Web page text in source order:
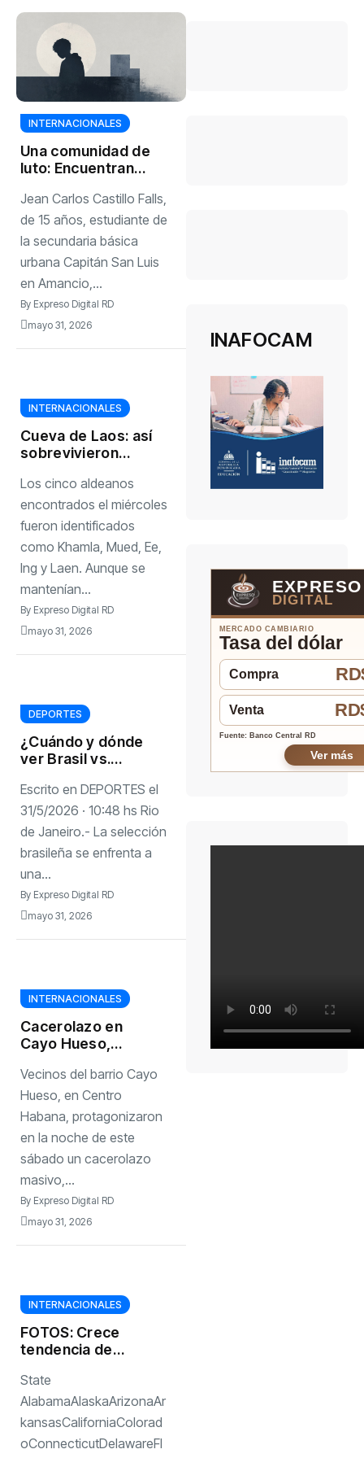
emocional y
mental que
acompaña la
maternidad.⁣ ⁣
Mientras la
sociedad continúa
exaltando la
imagen de la
madre incansable,
capaz de
sin detenerse,
especialistas en la
conducta
consultada
INTERNACIONALES
Una comunidad de
luto: Encuentran
15 años reportado
como
desaparecido en
Amancio, Las…
Jean Carlos Castillo Falls,
de 15 años, estudiante de
la secundaria básica
urbana Capitán San Luis
en Amancio,...
By Expreso Digital RD
mayo 31, 2026
INTERNACIONALES
Cueva de Laos: así
sobrevivieron
aldeanos
atrapados por una
inundación
Los cinco aldeanos
encontrados el miércoles
fueron identificados
como Khamla, Mued, Ee,
Ing y Laen. Aunque se
mantenían...
By Expreso Digital RD
mayo 31, 2026
DEPORTES
¿Cuándo y dónde
ver Brasil vs.
amistoso rumbo al
Mundial 2026?
Escrito en DEPORTES el
31/5/2026 · 10:48 hs Rio
de Janeiro.- La selección
brasileña se enfrenta a
una...
By Expreso Digital RD
mayo 31, 2026
INTERNACIONALES
Cacerolazo en
Cayo Hueso,
«Desde ayer
hasta hoy una
hora y media de
electricidad»
Vecinos del barrio Cayo
Hueso, en Centro
Habana, protagonizaron
en la noche de este
sábado un cacerolazo
masivo,...
By Expreso Digital RD
mayo 31, 2026
INTERNACIONALES
FOTOS: Crece
tendencia de
emperatriz de la
antigua China
State
AlabamaAlaskaArizonaAr
kansasCaliforniaColorad
oConnecticutDelawareFl
INAFOCAM
EXPRESO
DIGITAL
MERCADO CAMBIARIO
Tasa del dólar
Compra
Venta
Fuente: Banco Central RD
Ver más